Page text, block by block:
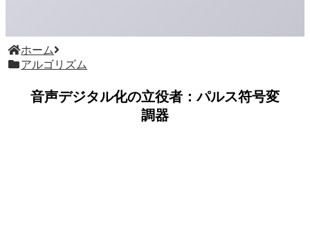
ホーム
アルゴリズム
音声デジタル化の立役者：パルス符号変
調器